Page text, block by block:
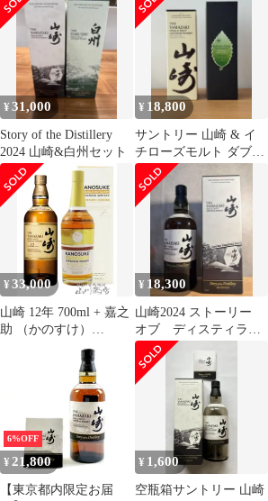
2025年版
¥31,000
Story of the Distillery
2024 山崎&白州セット
¥ 18,800
サントリー 山崎 & イ
チローズモルト ダブル
ディスティラリーズ
¥33,000
山崎 12年 700ml + 嘉之
助 （かのすけ）
DOUBLE DISTILLERY
( ダブルディスティラ
リー ) 700ml セット 【
9135 】 【 ウイスキー
セット 】【 送料無料
】
¥ 18,300
山崎2024 ストーリー
オブ ディスティラリ
ー サントリー ウイ
スキー
6%OFF
¥ 21,800
【東京都内限定お届
¥ 1,600
空瓶箱サントリー 山崎